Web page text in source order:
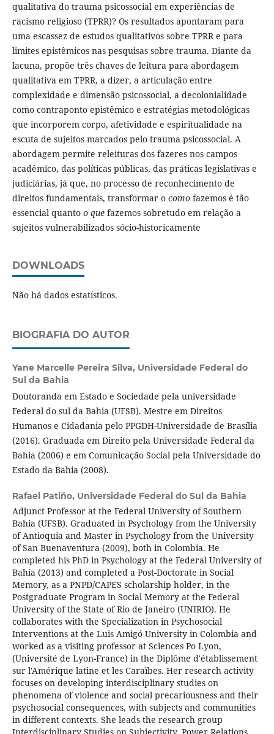
qualitativa do trauma psicossocial em experiências de
racismo religioso (TPRR)? Os resultados apontaram para
uma escassez de estudos qualitativos sobre TPRR e para
limites epistêmicos nas pesquisas sobre trauma. Diante da
lacuna, propõe três chaves de leitura para abordagem
qualitativa em TPRR, a dizer, a articulação entre
complexidade e dimensão psicossocial, a decolonialidade
como contraponto epistêmico e estratégias metodológicas
que incorporem corpo, afetividade e espiritualidade na
escuta de sujeitos marcados pelo trauma psicossocial. A
abordagem permite releituras dos fazeres nos campos
acadêmico, das políticas públicas, das práticas legislativas e
judiciárias, já que, no processo de reconhecimento de
direitos fundamentais, transformar o como fazemos é tão
essencial quanto o quefazemos sobretudo em relação a
sujeitos vulnerabilizados sócio-historicamente
DOWNLOADS
Não há dados estatísticos.
BIOGRAFIA DO AUTOR
Yane Marcelle Pereira Silva, Universidade Federal do
Sul da Bahia
Doutoranda em Estado e Sociedade pela universidade
Federal do sul da Bahia (UFSB). Mestre em Direitos
Humanos e Cidadania pelo PPGDH-Universidade de Brasília
(2016). Graduada em Direito pela Universidade Federal da
Bahia (2006) e em Comunicação Social pela Universidade do
Estado da Bahia (2008).
Rafael Patiño, Universidade Federal do Sul da Bahia
Adjunct Professor at the Federal University of Southern
Bahia (UFSB). Graduated in Psychology from the University
of Antioquia and Master in Psychology from the University
of San Buenaventura (2009), both in Colombia. He
completed his PhD in Psychology at the Federal University of
Bahia (2013) and completed a Post-Doctorate in Social
Memory, as a PNPD/CAPES scholarship holder, in the
Postgraduate Program in Social Memory at the Federal
University of the State of Rio de Janeiro (UNIRIO). He
collaborates with the Specialization in Psychosocial
Interventions at the Luis Amigó University in Colombia and
worked as a visiting professor at Sciences Po Lyon,
(Université de Lyon-France) in the Diplôme d'établissement
sur l'Amérique latine et les Caraïbes. Her research activity
focuses on developing interdisciplinary studies on
phenomena of violence and social precariousness and their
psychosocial consequences, with subjects and communities
in different contexts. She leads the research group